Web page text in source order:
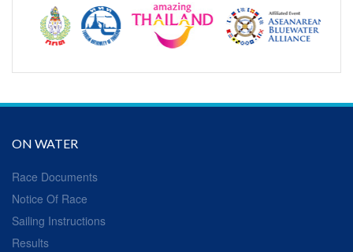
ON WATER
Race Documents
Notice Of Race
Sailing Instructions
Results